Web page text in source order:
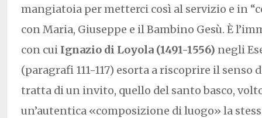
mangiatoia per metterci così al servizio e in
con Maria, Giuseppe e il Bambino Gesù. È
con cui Ignazio di Loyola (1491-1556) negli
(paragrafi 111-117) esorta a riscoprire il senso
tratta di un invito, quello del santo basco,
un’autentica «composizione di luogo» la